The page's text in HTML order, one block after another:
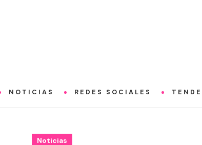
NOTICIAS REDES SOCIALES
Noticias